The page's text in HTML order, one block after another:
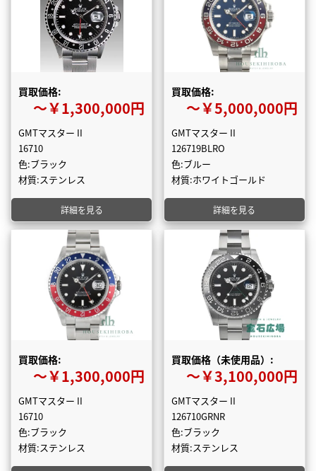
買取価格:
〜￥1,300,000円
GMTマスター II
16710
色:ブラック
材質:ステンレス
詳細を見る
買取価格:
〜￥5,000,000円
GMTマスター II
126719BLRO
色:ブルー
材質:ホワイトゴールド
詳細を見る
買取価格:
〜￥1,300,000円
GMTマスター II
16710
色:ブラック
材質:ステンレス
買取価格（未使用品）:
〜￥3,100,000円
GMTマスター II
126710GRNR
色:ブラック
材質:ステンレス